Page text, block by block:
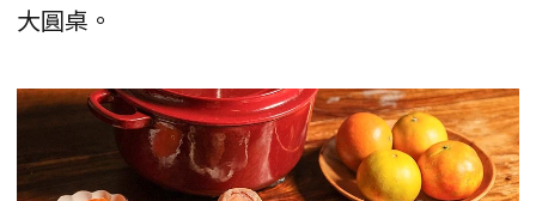
大圓桌。